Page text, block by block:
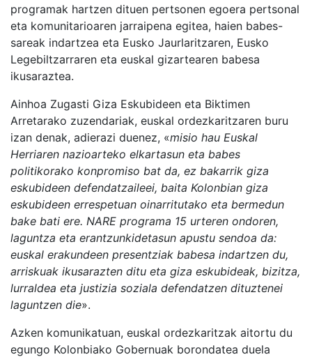
programak hartzen dituen pertsonen egoera pertsonal
eta komunitarioaren jarraipena egitea, haien babes-
sareak indartzea eta Eusko Jaurlaritzaren, Eusko
Legebiltzarraren eta euskal gizartearen babesa
ikusaraztea.
Ainhoa Zugasti Giza Eskubideen eta Biktimen
Arretarako zuzendariak, euskal ordezkaritzaren buru
izan denak, adierazi duenez, «misio hau Euskal
Herriaren nazioarteko elkartasun eta babes
politikorako konpromiso bat da, ez bakarrik giza
eskubideen defendatzaileei, baita Kolonbian giza
eskubideen errespetuan oinarritutako eta bermedun
bake bati ere. NARE programa 15 urteren ondoren,
laguntza eta erantzunkidetasun apustu sendoa da:
euskal erakundeen presentziak babesa indartzen du,
arriskuak ikusarazten ditu eta giza eskubideak, bizitza,
lurraldea eta justizia soziala defendatzen dituztenei
laguntzen die».
Azken komunikatuan, euskal ordezkaritzak aitortu du
egungo Kolonbiako Gobernuak borondatea duela